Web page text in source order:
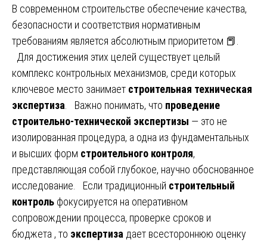
В современном строительстве обеспечение качества,
безопасности и соответствия нормативным
требованиям является абсолютным приоритетом 📕.
Для достижения этих целей существует целый
комплекс контрольных механизмов, среди которых
ключевое место занимает строительная техническая
экспертиза . Важно понимать, что проведение
строительно-технической экспертизы — это не
изолированная процедура, а одна из фундаментальных
и высших форм строительного контроля,
представляющая собой глубокое, научно обоснованное
исследование. Если традиционный строительный
контроль фокусируется на оперативном
сопровождении процесса, проверке сроков и
бюджета , то экспертиза дает всестороннюю оценку